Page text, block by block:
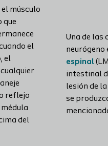
músculo
que
el
el
reflejo
del
Una de las
neurógeno
espinal
intestinal
lesión de
se